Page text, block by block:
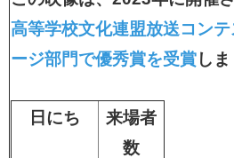
高等学校文化連盟放送コン
ージ部門で優秀賞を受賞し
日にち
来場者
数